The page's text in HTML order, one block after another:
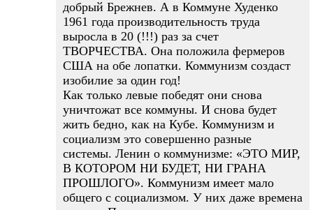
добрый Брежнев. А в Коммуне Худенко
1961 года производительность труда
выросла в 20 (!!!) раз за счет
ТВОРЧЕСТВА. Она положила фермеров
США на обе лопатки. Коммунизм создаст
изобилие за один год!
Как только левые победят они снова
уничтожат все коммуны. И снова будет
жить бедно, как на Кубе. Коммунизм и
социализм это совершенно разные
системы. Ленин о коммунизме: «ЭТО МИР,
В КОТОРОМ НИ БУДЕТ, НИ ГРАНА
ПРОШЛОГО». Коммунизм имеет мало
общего с социализмом. У них даже времена